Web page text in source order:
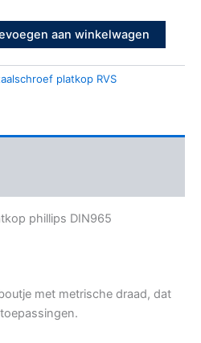
aan winkelwagen
platkop RVS
phillips DIN965
met metrische draad, dat